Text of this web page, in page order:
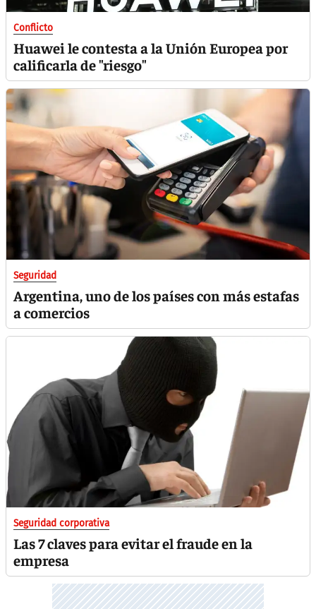
Conflicto
Huawei le contesta a la Unión Europea por
calificarla de "riesgo"
Seguridad
Argentina, uno de los países con más estafas
a comercios
Seguridad corporativa
Las 7 claves para evitar el fraude en la
empresa